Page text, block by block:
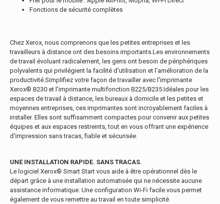
Fonctions de sécurité complètes
Chez Xerox, nous comprenons que les petites entreprises et les
travailleurs à distance ont des besoins importants.Les environnements
de travail évoluant radicalement, les gens ont besoin de périphériques
polyvalents qui privilégient la facilité d'utilisation et l'amélioration de la
productivité.Simplifiez votre façon de travailler avec l'imprimante
Xerox® B230 et l'imprimante multifonction B225/B235.Idéales pour les
espaces de travail à distance, les bureaux à domicile et les petites et
moyennes entreprises, ces imprimantes sont incroyablement faciles à
installer. Elles sont suffisamment compactes pour convenir aux petites
équipes et aux espaces restreints, tout en vous offrant une expérience
d'impression sans tracas, fiable et sécurisée.
UNE INSTALLATION RAPIDE. SANS TRACAS.
Le logiciel Xerox® Smart Start vous aide à être opérationnel dès le
départ grâce à une installation automatisée qui ne nécessite aucune
assistance informatique. Une configuration Wi-Fi facile vous permet
également de vous remettre au travail en toute simplicité.